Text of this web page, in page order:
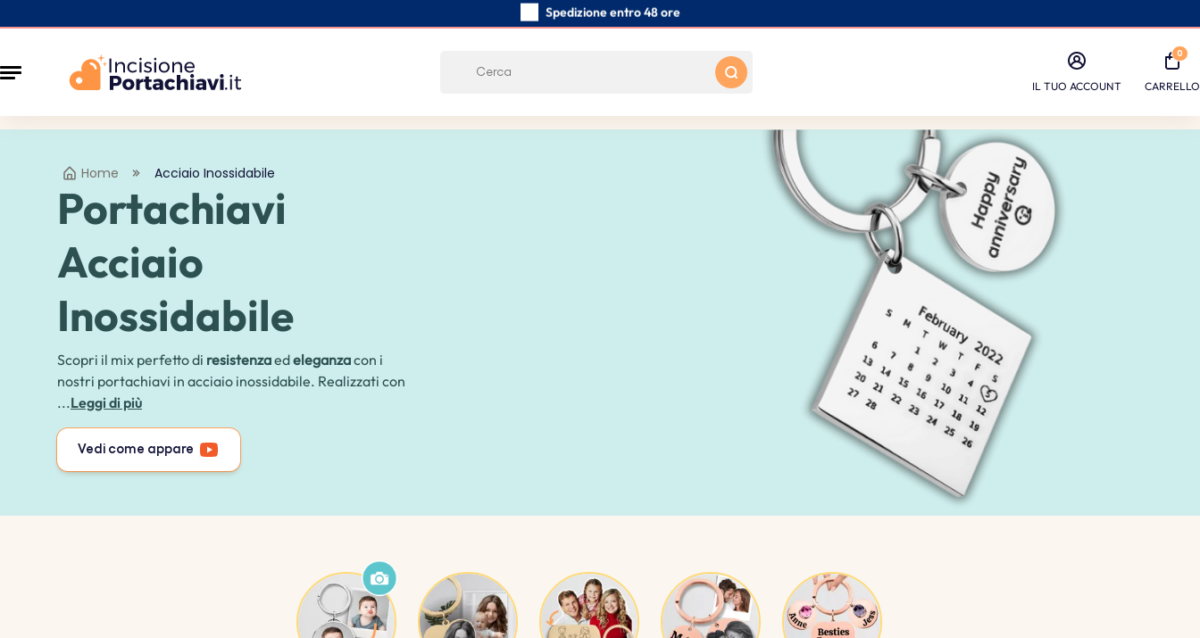
Spedizione entro 48 ore
IL TUO ACCOUNT
0
CARRELLO
Home Acciaio Inossidabile
Portachiavi
Acciaio
Inossidabile
Scopri il mix perfetto di resistenzaedeleganzacon i
nostri portachiavi in ​​acciaio inossidabile. Realizzati con
...Leggi di più
Vedi come appare